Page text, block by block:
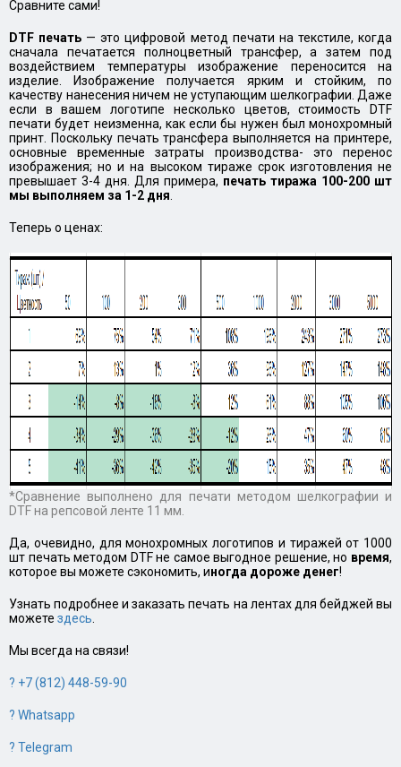
Сравните сами!
DTF печать — это цифровой метод печати на текстиле, когда
сначала печатается полноцветный трансфер, а затем под
воздействием температуры изображение переносится на
изделие. Изображение получается ярким и стойким, по
качеству нанесения ничем не уступающим шелкографии. Даже
если в вашем логотипе несколько цветов, стоимость DTF
печати будет неизменна, как если бы нужен был монохромный
принт. Поскольку печать трансфера выполняется на принтере,
основные временные затраты производства- это перенос
изображения; но и на высоком тираже срок изготовления не
превышает 3-4 дня. Для примера, печать тиража 100-200 шт
мы выполняем за 1-2 дня.
Теперь о ценах:
*Сравнение выполнено для печати методом шелкографии и
DTF на репсовой ленте 11 мм.
Да, очевидно, для монохромных логотипов и тиражей от 1000
шт печать методом DTF не самое выгодное решение, но время,
которое вы можете сэкономить, иногда дороже денег!
Узнать подробнее и заказать печать на лентах для бейджей вы
можете здесь.
Мы всегда на связи!
? +7 (812) 448-59-90
? Whatsapp
? Telegram